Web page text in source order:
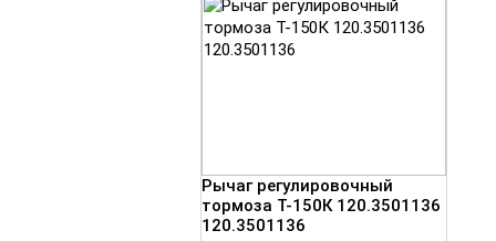
Рычаг регулировочный
тормоза Т-150К 120.3501136
120.3501136